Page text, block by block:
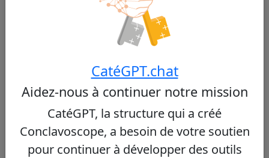
Janeiro, cistercien, connu pour son
engagement social dans les favelas et son
ouverture.
Voir le profil
CatéGPT.chat
Aidez-nous à continuer notre mission
CatéGPT, la structure qui a créé
Conclavoscope, a besoin de votre soutien
pour continuer à développer des outils